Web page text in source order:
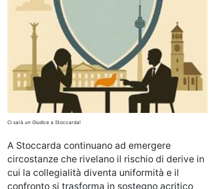
Ci sarà un Giudice a Stoccarda!
A Stoccarda continuano ad emergere
circostanze che rivelano il rischio di derive in
cui la collegialità diventa uniformità e il
confronto si trasforma in sostegno acritico